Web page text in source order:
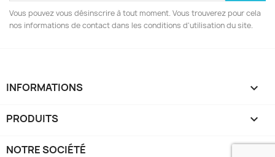
Vous pouvez vous désinscrire à tout moment. Vous trouverez pour cela
nos informations de contact dans les conditions d'utilisation du site.
INFORMATIONS keyboard_arrow_down
PRODUITS 
NOTRE SOCIÉTÉ